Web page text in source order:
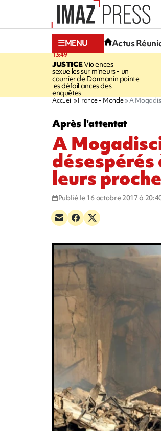
MENU Actus
13:49
JUSTICEViolences
sexuelles sur mineurs - un
courrier de Darmanin pointe
les défaillances des
enquêtes
Accueil France - Monde A
Après l'attentat
A
désespérés
leurs
Publié le 16 octobre 2017 à